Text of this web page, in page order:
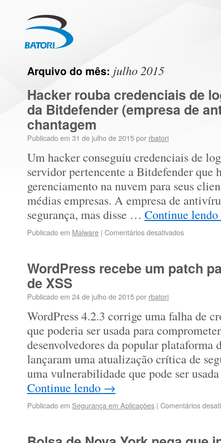
Arquivo do mês: julho 2015
Hacker rouba credenciais de
da Bitdefender (empresa de
chantagem
Publicado em 31 de julho de 2015por rbatori
Um hacker conseguiu credenciais de
servidor pertencente a Bitdefender que
gerenciamento na nuvem para seus
médias empresas. A empresa de
segurança, mas disse … Continue lendo
Publicado em Malware | Comentários desativados
WordPress recebe um patch
de XSS
Publicado em 24 de julho de 2015por rbatori
WordPress 4.2.3 corrige uma falha de
que poderia ser usada para
desenvolvedores da popular plataforma
lançaram uma atualização crítica de
uma vulnerabilidade que pode ser
Continue lendo →
Publicado em Segurança em Aplicações | Comentários